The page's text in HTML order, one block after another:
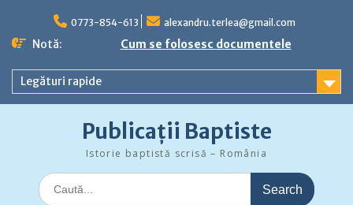
content
0773-854-613 alexandru.terlea@gmail.com
Notă: Cum se folosesc documentele
Legături rapide
Publicații Baptiste
Istorie baptistă scrisă – România
Search
for: